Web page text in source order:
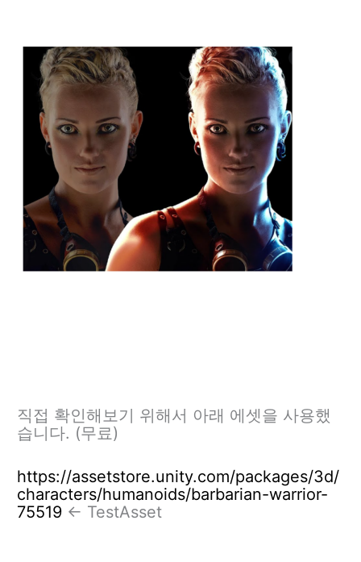
직접 확인해보기 위해서 아래 에셋을 사용했
습니다. (무료)
https://assetstore.unity.com/packages/3d/
characters/humanoids/barbarian-warrior-
75519 <- TestAsset